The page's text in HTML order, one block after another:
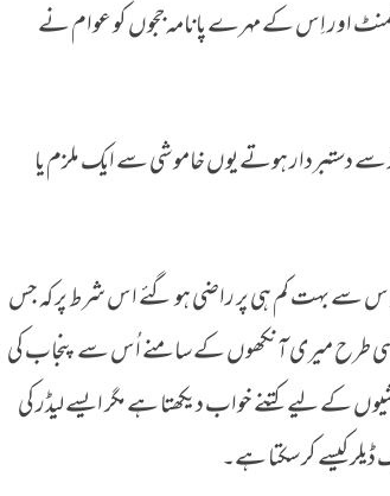
اور اِس کے مہرے پانامہ ججوں کو عوام نے
سے دستبردار ہوتے یوں خاموشی سے ایک ملزم یا
سے بہت کم ہی پر راضی ہو گئے اس شرط پر کہ جس
اُسی طرح میری آنکھوں کے سامنے اُس سے پنجاب کی
کے لیے کتنے خواب دیکھتا ہے مگر ایسے لیڈر کی
کیسے کر سکتا ہے۔